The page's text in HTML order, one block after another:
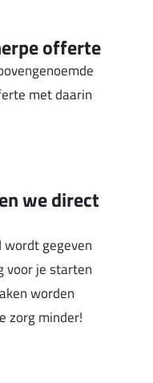
offerte
met daarin
we direct
gegeven
voor je starten
worden
zorg minder!